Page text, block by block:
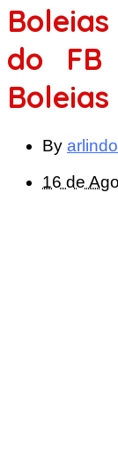
do
Boleias
By
16 de